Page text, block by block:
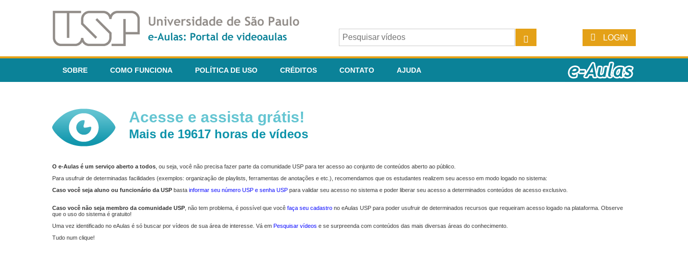
LOGIN
SOBRE COMO FUNCIONA POLÍTICA DE USO CRÉDITOS CONTATO AJUDA
Acesse e assista grátis!
Mais de 19617 horas de vídeos
O e-Aulas é um serviço aberto a todos , ou seja, você não precisa fazer parte da comunidade USP para ter acesso ao conjunto de conteúdos aberto ao público.
Para usufruir de determinadas facilidades (exemplos: organização de playlists, ferramentas de anotações e etc.), recomendamos que os estudantes realizem seu acesso em modo logado no sistema:
Caso você seja aluno ou funcionário da USP basta informar seu número USP e senha USP para validar seu acesso no sistema e poder liberar seu acesso a determinados conteúdos de acesso exclusivo.
Caso você não seja membro da comunidade USP , não tem problema, é possível que você faça seu cadastro no eAulas USP para poder usufruir de determinados recursos que requeiram acesso logado na plataforma. Observe
que o uso do sistema é gratuito!
Uma vez identificado no eAulas é só buscar por vídeos de sua área de interesse. Vá em Pesquisar vídeos e se surpreenda com conteúdos das mais diversas áreas do conhecimento.
Tudo num clique!